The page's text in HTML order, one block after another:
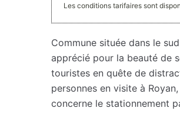
Les conditions tarifaires sont
Commune située dans le
apprécié pour la beauté de
touristes en quête de
personnes en visite à
concerne le stationnement